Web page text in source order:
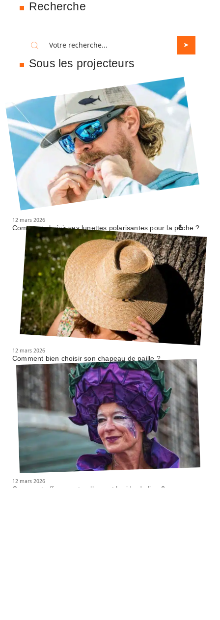
Recherche
Sous les projecteurs
12 mars 2026
Comment choisir ses lunettes polarisantes pour la pêche ?
12 mars 2026
Comment bien choisir son chapeau de paille ?
12 mars 2026
Comment effacer naturellement la ride du lion ?